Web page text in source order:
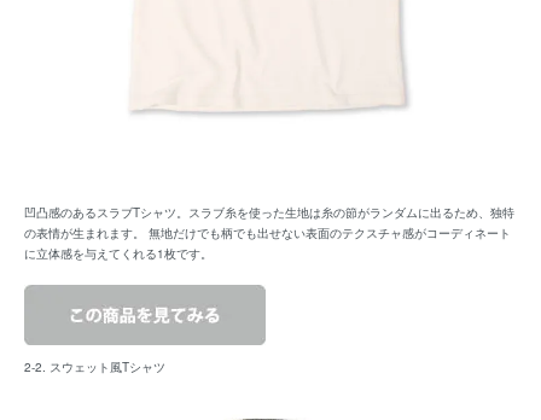
凹凸感のあるスラブTシャツ。スラブ糸を使った生地は糸の節がランダムに出るため、独特
の表情が生まれます。 無地だけでも柄でも出せない表面のテクスチャ感がコーディネート
に立体感を与えてくれる1枚です。
2-2. スウェット風Tシャツ